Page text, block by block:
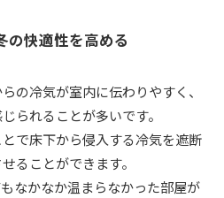
の快適性を高める
の冷気が室内に伝わりやすく、
られることが多いです。
で床下から侵入する冷気を遮断
ることができます。
なかなか温まらなかった部屋が